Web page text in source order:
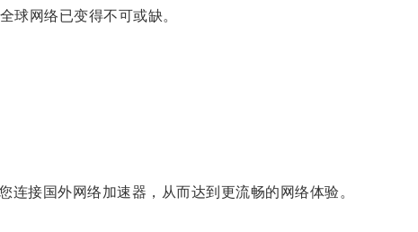
网络已变得不可或缺。
接国外网络加速器，从而达到更流畅的网络体验。